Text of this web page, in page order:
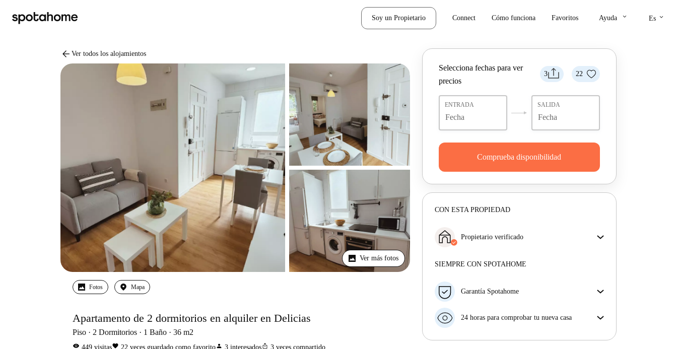
Soy un Propietario Connect Cómo funciona Favoritos Ayuda keyboard_arrow_down Es keyboard_arrow_down
arrow_back Ver todos los alojamientos
Ver más fotos
Fotos Mapa
Apartamento de 2 dormitorios en alquiler en Delicias
Piso 2 Dormitorios 1 Baño 36 m2
visibility 449 visitasfavorite 22 veces guardado como favoritoperson 3 interesadosios_share 3 veces compartido
3 22
Selecciona fechas para ver
precios
ENTRADA SALIDA
Comprueba disponibilidad
CON ESTA PROPIEDAD
Propietario verificado
Más sobre este arrendador
SIEMPRE CON SPOTAHOME
Garantía Spotahome
horas previas a la fecha de entrada, Spotahome A) te
el hotel hasta que encuentres nueva casa o B) te hará
24 horas para comprobar tu nueva casa